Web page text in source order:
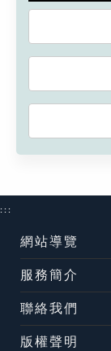
:::
網站導覽
服務簡介
聯絡我們
版權聲明